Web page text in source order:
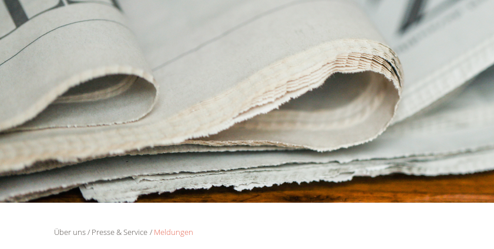
Über uns Presse & Service Meldungen